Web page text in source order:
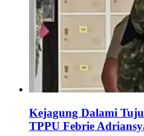
Kejagung Dalami
TPPU Febrie